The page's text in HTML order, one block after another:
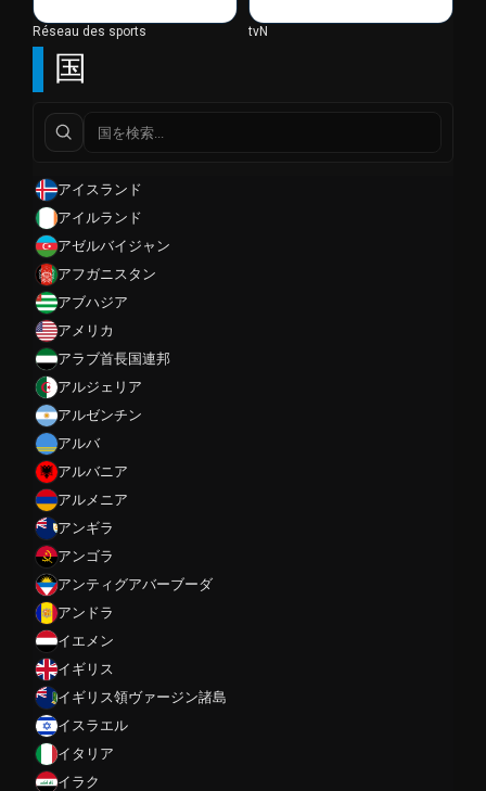
国
アイスランド
アイルランド
アゼルバイジャン
アフガニスタン
アブハジア
アメリカ
アラブ首長国連邦
アルジェリア
アルゼンチン
アルバ
アルバニア
アルメニア
アンギラ
アンゴラ
アンティグアバーブーダ
アンドラ
イエメン
イギリス
イギリス領ヴァージン諸島
イスラエル
イタリア
イラク
Réseau des sports tvN